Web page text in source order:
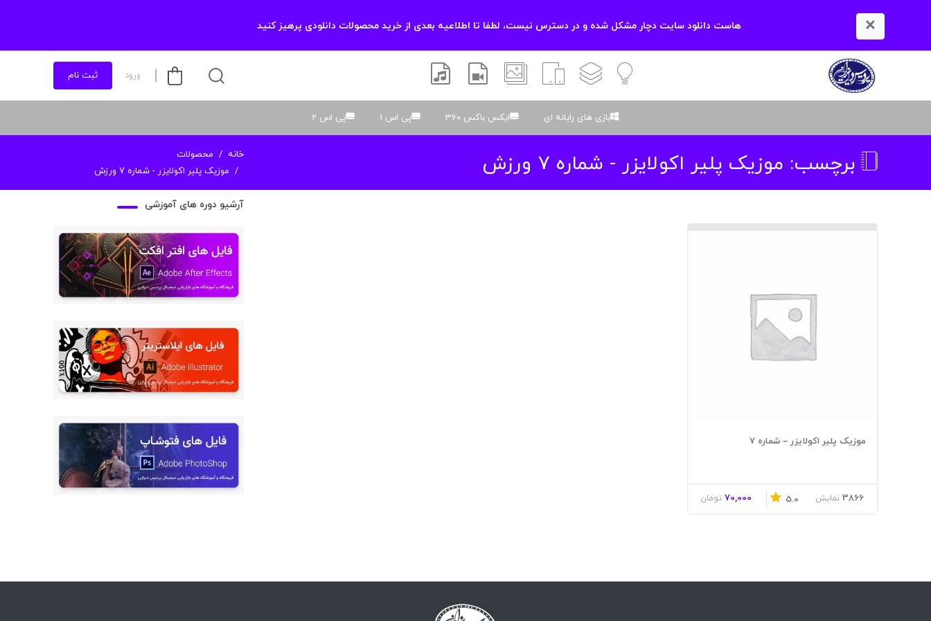
× هاست دانلود سایت دچار مشکل شده و در دسترس نیست، لطفا تا اطلاعیه بعدی از خرید محصولات دانلودی پرهیز کنید
آموزشیلایه باز اسکریپت والپیپر افتر افکتسموسیقی و صدا
ورود ثبت نام
بازی های رایانه ای ایکس باکس 360 پی اس 1 پی اس 2
برچسب: موزیک پلیر اکولایزر - شماره 7 ورزش خانه
محصولات
موزیک پلیر اکولایزر - شماره 7 ورزش
موزیک پلیر اکولایزر – شماره 7
3866 نمایش 5.0
70,000 تومان
آرشیو دوره های آموزشی